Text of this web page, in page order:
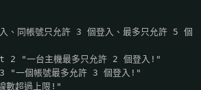
、同帳號只允許 3 個登入、最多只允許 5 個
"一台主機最多只允許 2 個登入!"
一個帳號最多允許 3 個登入!"
超過上限!"